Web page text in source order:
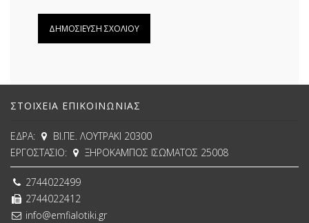
ΣΤΟΙΧΕΊΑ ΕΠΙΚΟΙΝΩΝΊΑΣ
ΕΔΡΑ:
ΒΙ.ΠΕ. ΛΟΥΤΡΑΚΙ 20300
ΕΡΓΟΣΤΑΣΙΟ:
ΞΗΡΟΚΑΜΠΟΣ ΙΣΩΜΑΤΟΣ 25008
2744022499
2744022412
info@emfialotiki.gr